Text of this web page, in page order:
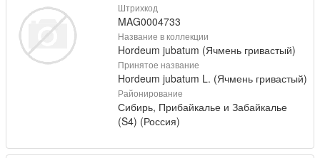
Штрихкод
MAG0004733
Название в коллекции
Hordeum jubatum (Ячмень гривастый)
Принятое название
Hordeum jubatum L. (Ячмень гривастый)
Районирование
Сибирь, Прибайкалье и Забайкалье
(S4) (Россия)